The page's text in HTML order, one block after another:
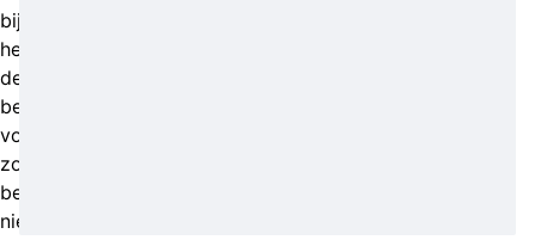
bij
het
derde
bedrijf
voor
zover
bekend
niets.